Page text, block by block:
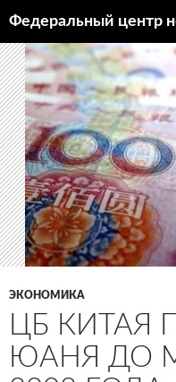
Федеральный центр
К
СОДЕРЖИМОМУ
ЭКОНОМИКА
ЦБ КИТАЯ
ЮАНЯ ДО